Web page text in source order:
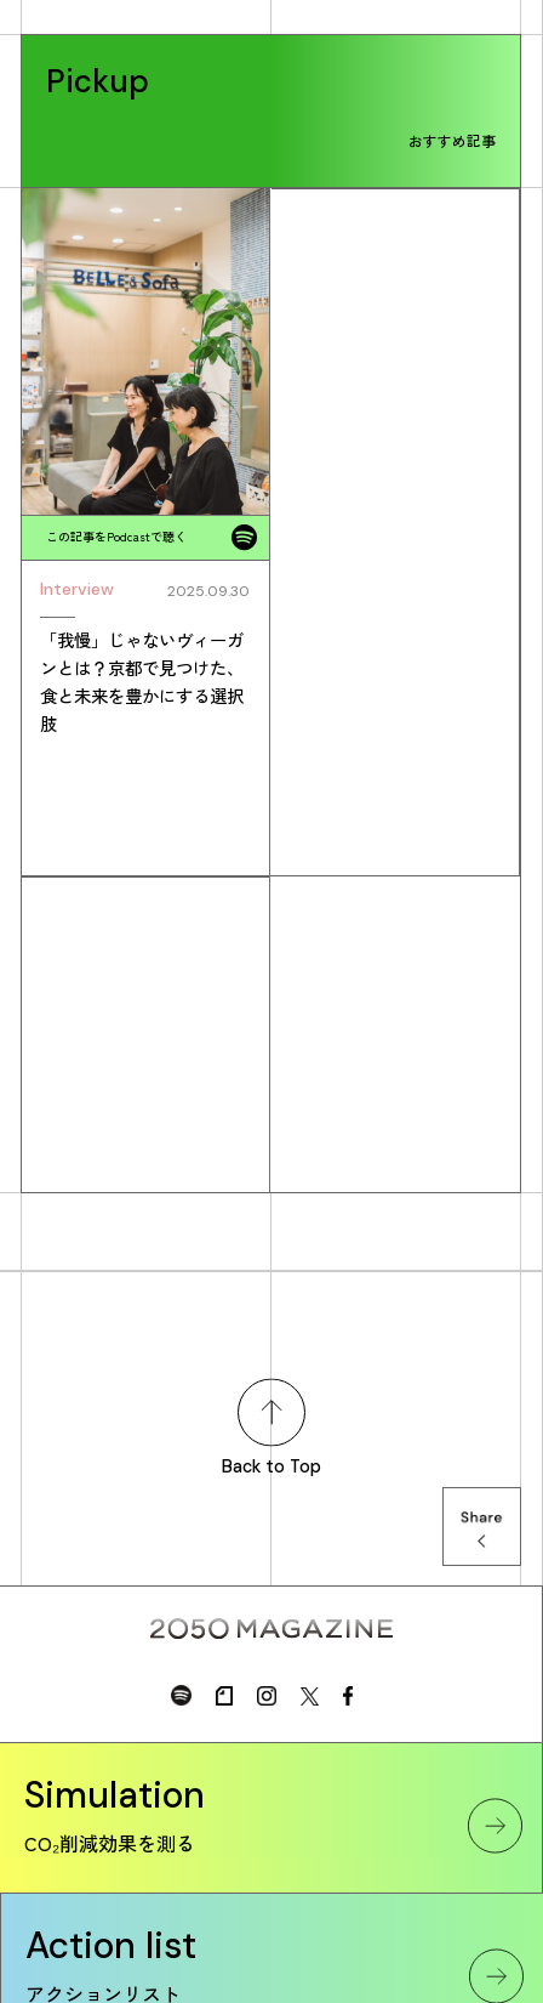
Pickup
おすすめ記事
この記事をPodcastで聴く
Interview 2025.09.30
「我慢」じゃないヴィーガ
ンとは？京都で見つけた、
食と未来を豊かにする選択
肢
Back to Top
Simulation
CO₂削減効果を測る
Action list
アクションリスト